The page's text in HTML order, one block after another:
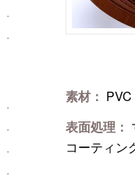
素材： PVC
表面処理：
コーティン